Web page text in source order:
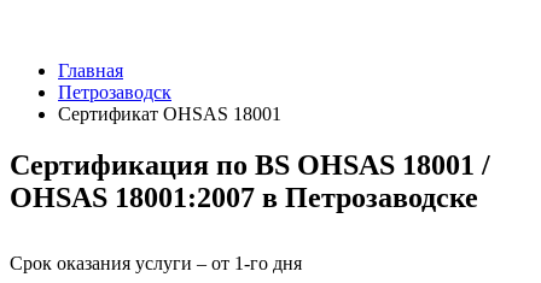
Главная
Петрозаводск
Сертификат OHSAS 18001
Сертификация по BS OHSAS 18001 /
OHSAS 18001:2007 в Петрозаводске
Срок оказания услуги – от 1-го дня